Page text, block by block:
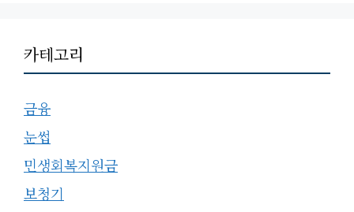
카테고리
금융
눈썹
민생회복지원금
보청기